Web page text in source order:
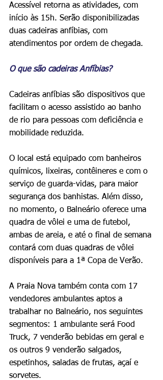
Acessível retorna as atividades, com
início às 15h. Serão disponibilizadas
duas cadeiras anfíbias, com
atendimentos por ordem de chegada.
O que são cadeiras Anfíbias?
Cadeiras anfíbias são dispositivos que
facilitam o acesso assistido ao banho
de rio para pessoas com deficiência e
mobilidade reduzida.
O local está equipado com banheiros
químicos, lixeiras, contêineres e com o
serviço de guarda-vidas, para maior
segurança dos banhistas. Além disso,
no momento, o Balneário oferece uma
quadra de vôlei e uma de futebol,
ambas de areia, e até o final de semana
contará com duas quadras de vôlei
disponíveis para a 1ª Copa de Verão.
A Praia Nova também conta com 17
vendedores ambulantes aptos a
trabalhar no Balneário, nos seguintes
segmentos: 1 ambulante será Food
Truck, 7 venderão bebidas em geral e
os outros 9 venderão salgados,
espetinhos, saladas de frutas, açaí e
sorvetes.